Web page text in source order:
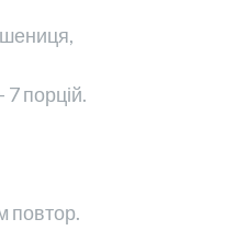
порцій.
повтор.